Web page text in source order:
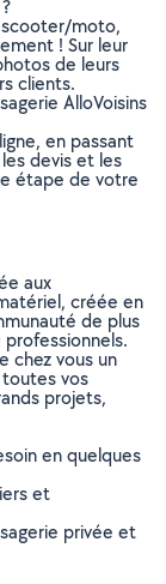
scooter/moto,
! Sur leur
de leurs
clients.
AlloVoisins
en passant
devis et les
étape de votre
aux
créée en
de plus
chez vous un
vos
projets,
en quelques
et
privée et